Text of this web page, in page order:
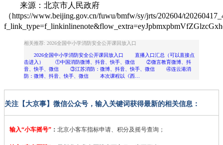
来源：北京市人民政府
（https://www.beijing.gov.cn/fuwu/bmfw/sy/jrts/202604/
相关推荐: 2026全国中小学消防安全公开课回放入口
2026全国中小学消防安全公开课回放入口 直播入口汇总（可以直接点
击进入） ①中国消防微博、抖音、快手、微信 ②微言教育微博、抖
音、快手、微信 ③江苏消防：微博、抖音、快手、微信 ④连云港消
防：微博、抖音、快手、微信 本次课程以《西…
关注【大京事】微信公众号，输入关键词获得最新的相关信息：
输入“小车摇号” ： 北京小客车指标申请、积分及摇号查询；